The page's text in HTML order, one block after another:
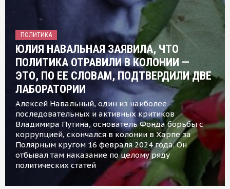
ПОЛИТИКА
ЮЛИЯ НАВАЛЬНАЯ ЗАЯВИЛА, ЧТО
ПОЛИТИКА ОТРАВИЛИ В КОЛОНИИ —
ЭТО, ПО ЕЕ СЛОВАМ, ПОДТВЕРДИЛИ ДВЕ
ЛАБОРАТОРИИ
Алексей Навальный, один из наиболее
последовательных и активных критиков
Владимира Путина, основатель Фонда борьбы с
коррупцией, скончался в колонии в Харпе за
Полярным кругом 16 февраля 2024 года. Он
отбывал там наказание по целому ряду
политических статей